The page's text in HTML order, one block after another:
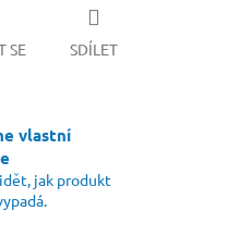
SE SDÍLET
vlastní
jak produkt